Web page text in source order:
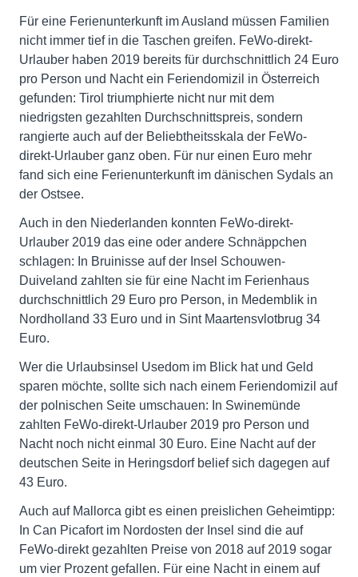
Für eine Ferienunterkunft im Ausland müssen Familien
nicht immer tief in die Taschen greifen. FeWo-direkt-
Urlauber haben 2019 bereits für durchschnittlich 24 Euro
pro Person und Nacht ein Feriendomizil in Österreich
gefunden: Tirol triumphierte nicht nur mit dem
niedrigsten gezahlten Durchschnittspreis, sondern
rangierte auch auf der Beliebtheitsskala der FeWo-
direkt-Urlauber ganz oben. Für nur einen Euro mehr
fand sich eine Ferienunterkunft im dänischen Sydals an
der Ostsee.
Auch in den Niederlanden konnten FeWo-direkt-
Urlauber 2019 das eine oder andere Schnäppchen
schlagen: In Bruinisse auf der Insel Schouwen-
Duiveland zahlten sie für eine Nacht im Ferienhaus
durchschnittlich 29 Euro pro Person, in Medemblik in
Nordholland 33 Euro und in Sint Maartensvlotbrug 34
Euro.
Wer die Urlaubsinsel Usedom im Blick hat und Geld
sparen möchte, sollte sich nach einem Feriendomizil auf
der polnischen Seite umschauen: In Swinemünde
zahlten FeWo-direkt-Urlauber 2019 pro Person und
Nacht noch nicht einmal 30 Euro. Eine Nacht auf der
deutschen Seite in Heringsdorf belief sich dagegen auf
43 Euro.
Auch auf Mallorca gibt es einen preislichen Geheimtipp:
In Can Picafort im Nordosten der Insel sind die auf
FeWo-direkt gezahlten Preise von 2018 auf 2019 sogar
um vier Prozent gefallen. Für eine Nacht in einem auf